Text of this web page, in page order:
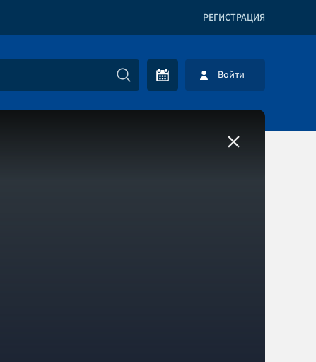
РЕГИСТРАЦИЯ
Войти